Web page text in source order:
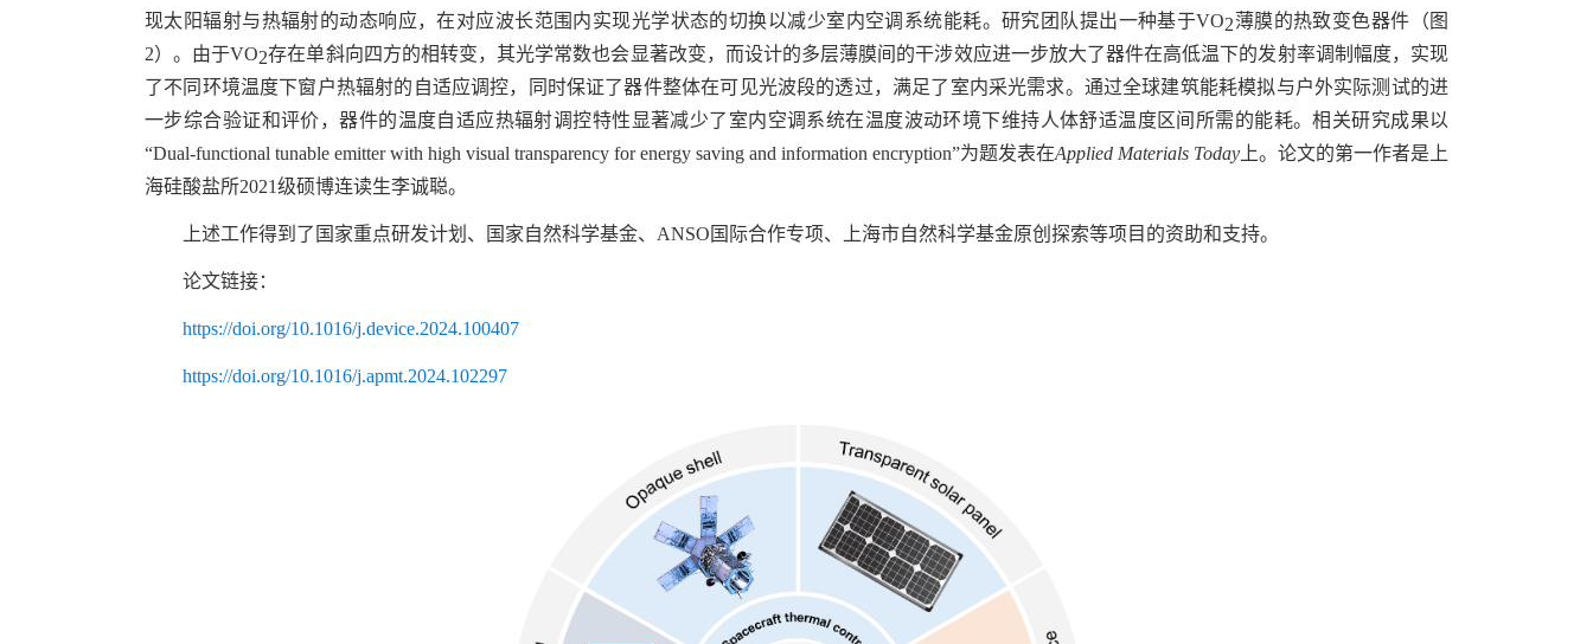
现太阳辐射与热辐射的动态响应，在对应波长范围内实现光学状态的切换以减少室内空调系统能耗。研究团队提出一种基于VO2薄膜的热致变色器件（ 图
2）。由于VO2存在单斜向四方的相转变，其光学常数也会显著改变，而设计的多层薄膜间的干涉效应进一步放大了器件在高低温下的发射率调制幅度，实现
了不同环境温度下窗户热辐射的自适应调控，同时保证了器件整体在可见光波段的透过，满足了室内采光需求。通过全球建筑能耗模拟与户外实际测试的进
一步综合验证和评价，器件的温度自适应热辐射调控特性显著减少了室内空调系统在温度波动环境下维持人体舒适温度区间所需的能耗。相关研究成果以
“Dual-functional tunable emitter with high visual transparency for energy saving and information encryption”为题发表在Applied Materials Today 上。论文的第一作者是上
海硅酸盐所2021级硕博连读生李诚聪。
上述工作得到了国家重点研发计划、国家自然科学基金、 ANSO 国际合作专项、上海市自然科学基金原创探索等项目的资助和支持。
论文链接：
https://doi.org/10.1016/j.device.2024.100407
https://doi.org/10.1016/j.apmt.2024.102297